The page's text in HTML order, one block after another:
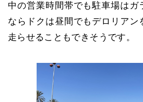
中の営業時間帯でも駐車場はガ
ならドクは昼間でもデロリアン
走らせることもできそうです。